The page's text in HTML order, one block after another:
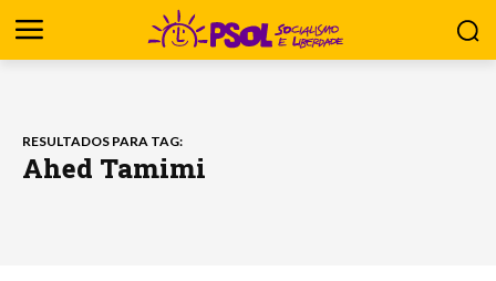
RESULTADOS PARA TAG:
Ahed Tamimi